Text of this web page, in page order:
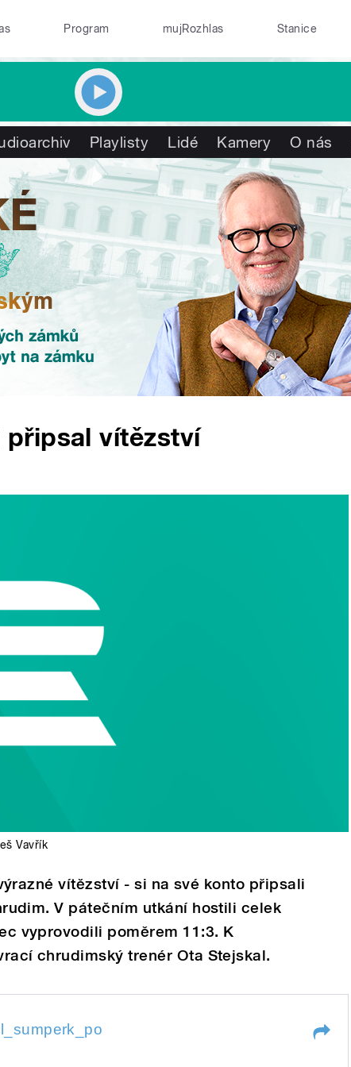
Program mujRozhlas Stanice
Playlisty Lidé Kamery O nás
připsal vítězství
Vavřík
vítězství - si na své konto připsali
V pátečním utkání hostili celek
vyprovodili poměrem 11:3. K
chrudimský trenér Ota Stejskal.